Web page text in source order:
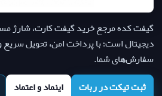
گیفت کده مرجع خرید گیفت کارت، شارژ
دیجیتال است؛ با پرداخت امن، تحویل سریع
سفارش‌های شما.
ثبت تیکت در ربات
اینماد و اعتماد